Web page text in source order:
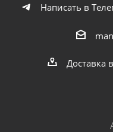
Написать в
Доставка